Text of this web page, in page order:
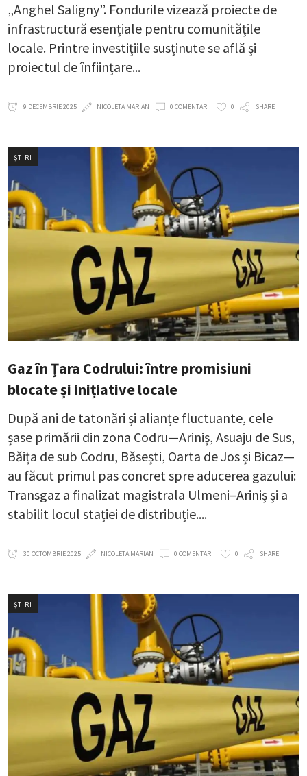
„Anghel Saligny”. Fondurile vizează proiecte de
infrastructură esențiale pentru comunitățile
locale. Printre investițiile susținute se află și
proiectul de înființare
9 DECEMBRIE 2025 NICOLETA MARIAN 0 COMENTARII 0 SHARE
ȘTIRI
Gaz în Țara Codrului: între promisiuni
blocate și inițiative locale
După ani de tatonări și alianțe fluctuante, cele
șase primării din zona Codru—Ariniș, Asuaju de Sus,
Băița de sub Codru, Băsești, Oarta de Jos și Bicaz—
au făcut primul pas concret spre aducerea gazului:
Transgaz a finalizat magistrala Ulmeni–Ariniș și a
stabilit locul stației de distribuție.
30 OCTOMBRIE 2025 NICOLETA MARIAN 0 COMENTARII 0 SHARE
ȘTIRI